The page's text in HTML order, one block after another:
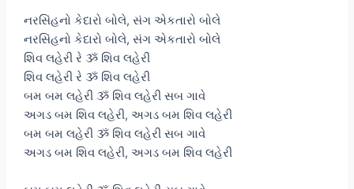
નરસિંહનો કેદારો બોલે, સંગ એકતારો બોલે
નરસિંહનો કેદારો બોલે, સંગ એકતારો બોલે
શિવ લહેરી રે ૐ શિવ લહેરી
શિવ લહેરી રે ૐ શિવ લહેરી
બમ બમ લહેરી ૐ શિવ લહેરી સબ ગાવે
અગડ બમ શિવ લહેરી, અગડ બમ શિવ લહેરી
બમ બમ લહેરી ૐ શિવ લહેરી સબ ગાવે
અગડ બમ શિવ લહેરી, અગડ બમ શિવ લહેરી